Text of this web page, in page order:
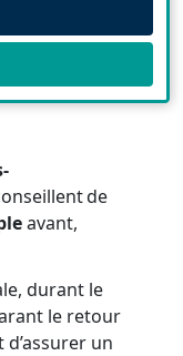
de
avant,
durant le
le retour
un